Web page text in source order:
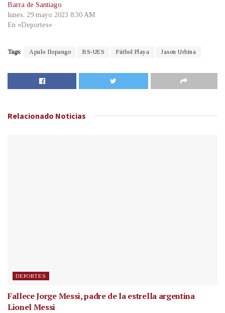
Barra de Santiago
lunes, 29 mayo 2023 8:30 AM
En «Deportes»
Tags: Apulo Ilopango BS-UES Fútbol Playa Jason Urbina
Relacionado Noticias
DEPORTES
Fallece Jorge Messi, padre de la estrella argentina
Lionel Messi